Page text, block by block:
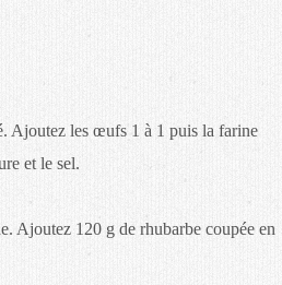
Ajoutez les œufs 1 à 1 puis la farine
et le sel.
Ajoutez 120 g de rhubarbe coupée en